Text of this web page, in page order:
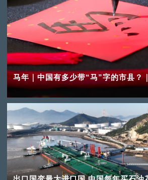
马年｜中国有多少带“马”字的市县？